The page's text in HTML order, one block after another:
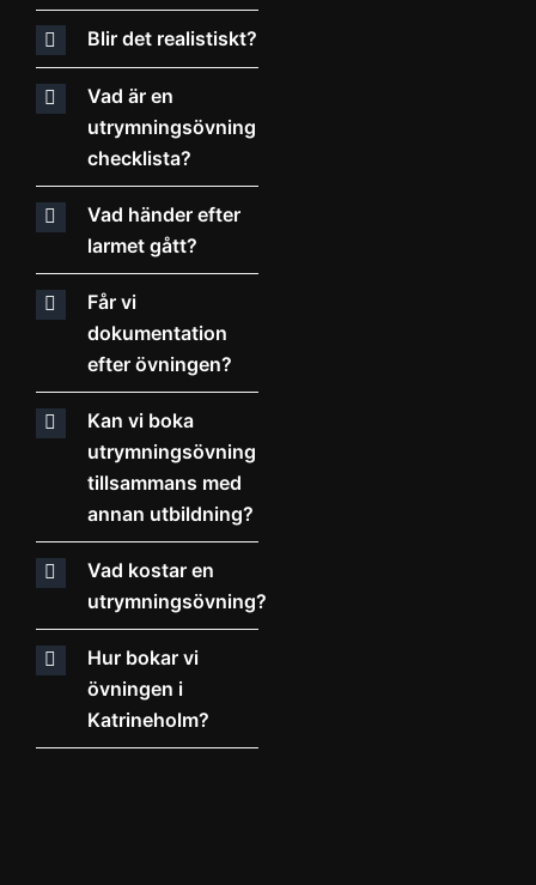
Blir det realistiskt?
Vad är en
utrymningsövning
checklista?
Vad händer efter
larmet gått?
Får vi
dokumentation
efter övningen?
Kan vi boka
utrymningsövning
tillsammans med
annan utbildning?
Vad kostar en
utrymningsövning?
Hur bokar vi
övningen i
Katrineholm?